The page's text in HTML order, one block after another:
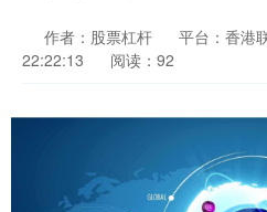
作者：股票杠杆 平台：香港
22:22:13
阅读：92